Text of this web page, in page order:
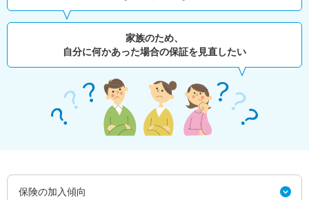
家族のため、
自分に何かあった場合の保証を見直したい
保険の加入傾向